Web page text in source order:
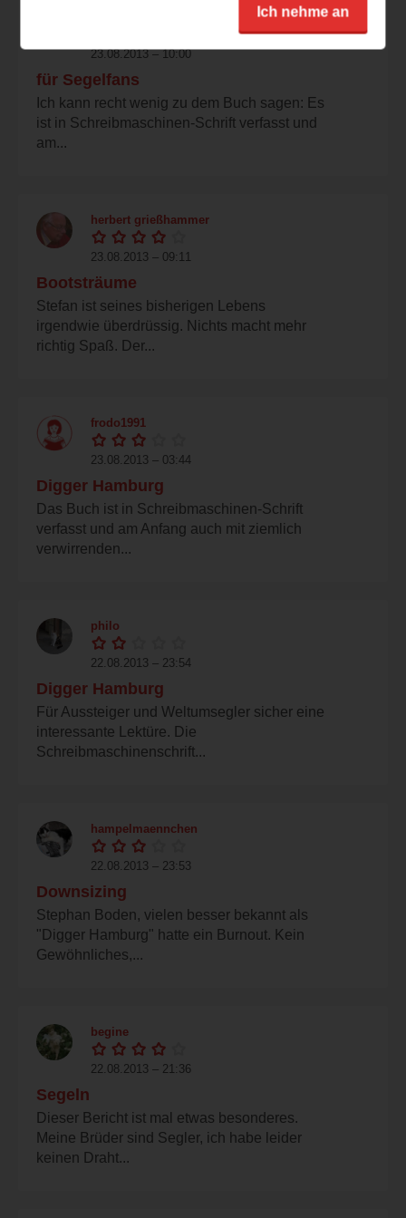
23.08.2013 – 10:00
für Segelfans
Ich kann recht wenig zu dem Buch sagen: Es
ist in Schreibmaschinen-Schrift verfasst und
am...
herbert grießhammer
23.08.2013 – 09:11
Bootsträume
Stefan ist seines bisherigen Lebens
irgendwie überdrüssig. Nichts macht mehr
richtig Spaß. Der...
frodo1991
23.08.2013 – 03:44
Digger Hamburg
Das Buch ist in Schreibmaschinen-Schrift
verfasst und am Anfang auch mit ziemlich
verwirrenden...
philo
22.08.2013 – 23:54
Digger Hamburg
Für Aussteiger und Weltumsegler sicher eine
interessante Lektüre. Die
Schreibmaschinenschrift...
hampelmaennchen
22.08.2013 – 23:53
Downsizing
Stephan Boden, vielen besser bekannt als
"Digger Hamburg" hatte ein Burnout. Kein
Gewöhnliches,...
begine
22.08.2013 – 21:36
Segeln
Dieser Bericht ist mal etwas besonderes.
Meine Brüder sind Segler, ich habe leider
keinen Draht...
Ich nehme an